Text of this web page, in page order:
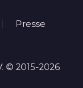
Presse
© 2015-2026